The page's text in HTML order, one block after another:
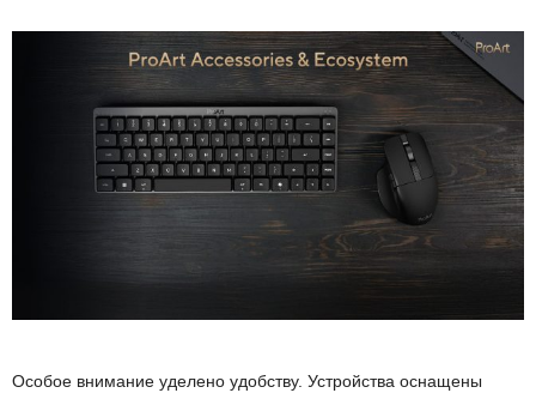
Особое внимание уделено удобству. Устройства оснащены